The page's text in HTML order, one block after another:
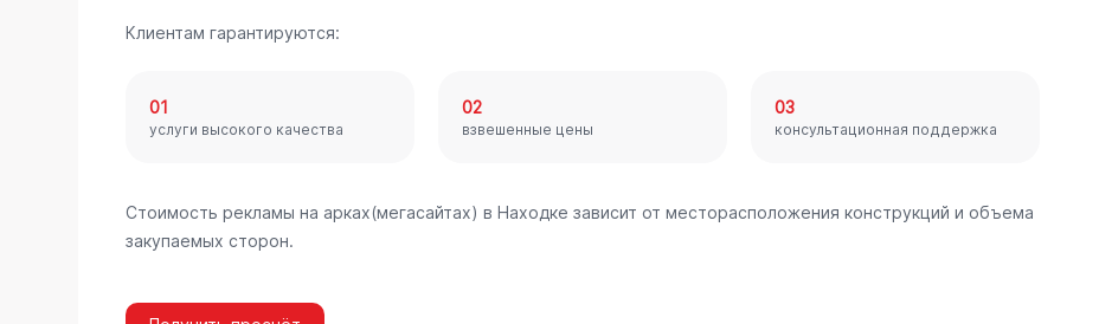
Клиентам гарантируются:
01
услуги высокого качества
02
взвешенные цены
03
консультационная поддержка
Стоимость рекламы на арках(мегасайтах) в Находке зависит от месторасположения конструкций и объема
закупаемых сторон.